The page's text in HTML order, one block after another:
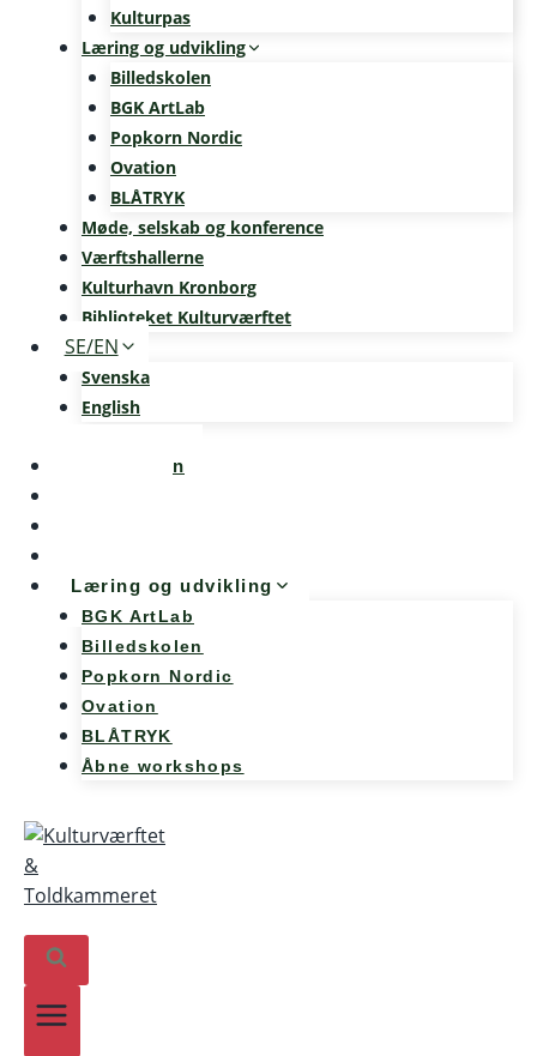
Kulturpas
Læring og udvikling
Billedskolen
BGK ArtLab
Popkorn Nordic
Ovation
BLÅTRYK
Møde, selskab og konference
Værftshallerne
Kulturhavn Kronborg
Biblioteket Kulturværftet
SE/EN
Svenska
English
Kalenderen
Læring og udvikling
BGK ArtLab
Billedskolen
Popkorn Nordic
Ovation
BLÅTRYK
Åbne workshops